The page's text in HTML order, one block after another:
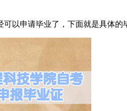
以申请毕业了，下面就是具体的